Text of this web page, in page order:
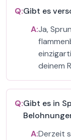
Q:Gibt es
A:Ja,
deinem
Q:Gibt es in
A:Derzeit